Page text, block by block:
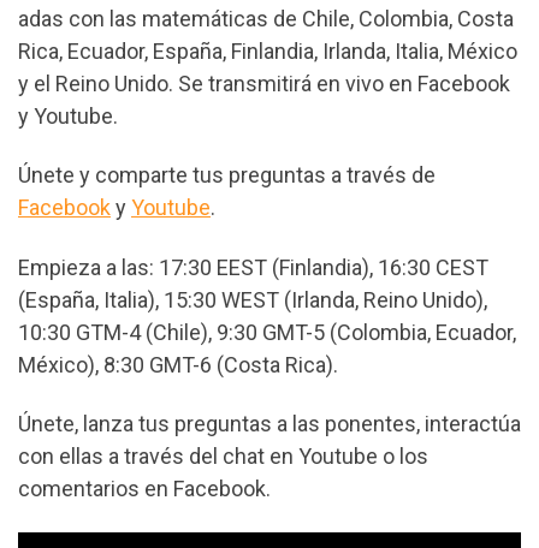
adas con las matemáticas de Chile, Colombia, Costa
Rica, Ecuador, España, Finlandia, Irlanda, Italia, México
y el Reino Unido. Se transmitirá en vivo en Facebook
y Youtube.
Únete y comparte tus preguntas a través de
FacebookyYoutube.
Empieza a las: 17:30 EEST (Finlandia), 16:30 CEST
(España, Italia), 15:30 WEST (Irlanda, Reino Unido),
10:30 GTM-4 (Chile), 9:30 GMT-5 (Colombia, Ecuador,
México), 8:30 GMT-6 (Costa Rica).
Únete, lanza tus preguntas a las ponentes, interactúa
con ellas a través del chat en Youtube o los
comentarios en Facebook.